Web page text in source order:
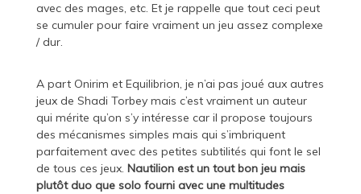
avec des mages, etc. Et je rappelle que tout ceci peut
se cumuler pour faire vraiment un jeu assez complexe
/ dur.
A part Onirim et Equilibrion, je n’ai pas joué aux autres
jeux de Shadi Torbey mais c’est vraiment un auteur
qui mérite qu’on s’y intéresse car il propose toujours
des mécanismes simples mais qui s’imbriquent
parfaitement avec des petites subtilités qui font le sel
de tous ces jeux. Nautilion est un tout bon jeu mais
plutôt duo que solo fourni avec une multitudes